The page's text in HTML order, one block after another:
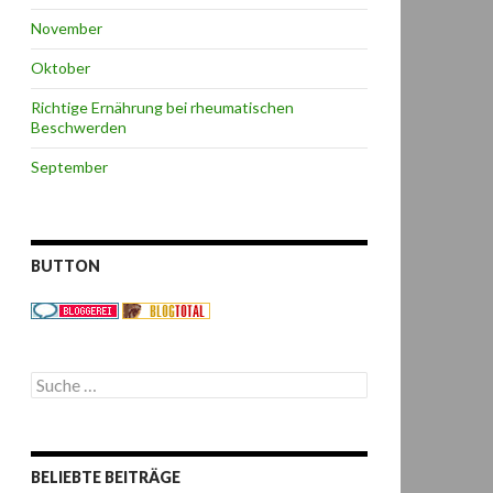
November
Oktober
Richtige Ernährung bei rheumatischen
Beschwerden
September
BUTTON
S
u
e
n
BELIEBTE BEITRÄGE